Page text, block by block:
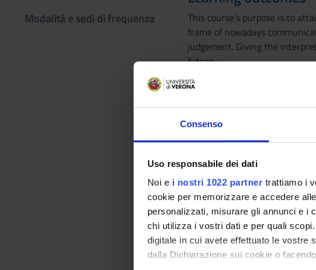
Consenso
Uso responsabile dei dati
Noi e i nostri 1022 partner trattiamo i
cookie per memorizzare e accedere
personalizzati, misurare gli annunci e i
chi utilizza i vostri dati e per quali
digitale in cui avete effettuato le vostre
dalla Dichiarazione sui cookie o
Modalità e sedi di frequenza
This course’s purpose is to
frame of nowadays
judgement. Giving the
future.
We will take into account the
advertisement and political
Program
Aesthetics of photography:
staging and fiction in
Set photography.
Reference texts
AUTHOR